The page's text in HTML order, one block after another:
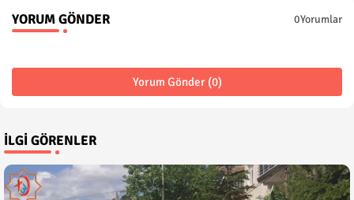
YORUM GÖNDER 0Yorumlar
Yorum Gönder (0)
İLGI GÖRENLER